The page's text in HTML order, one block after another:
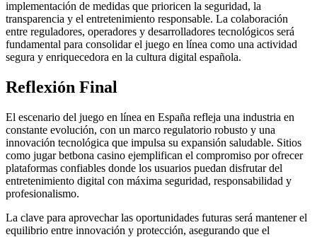
implementación de medidas que prioricen la seguridad, la
transparencia y el entretenimiento responsable. La colaboración
entre reguladores, operadores y desarrolladores tecnológicos será
fundamental para consolidar el juego en línea como una actividad
segura y enriquecedora en la cultura digital española.
Reflexión Final
El escenario del juego en línea en España refleja una industria en
constante evolución, con un marco regulatorio robusto y una
innovación tecnológica que impulsa su expansión saludable. Sitios
como jugar betbona casino ejemplifican el compromiso por ofrecer
plataformas confiables donde los usuarios puedan disfrutar del
entretenimiento digital con máxima seguridad, responsabilidad y
profesionalismo.
La clave para aprovechar las oportunidades futuras será mantener el
equilibrio entre innovación y protección, asegurando que el